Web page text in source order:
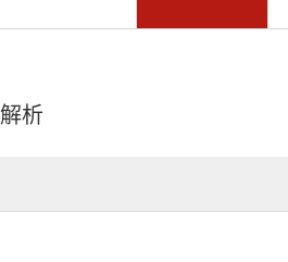
析